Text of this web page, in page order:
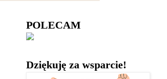
POLECAM
Dziękuję za wsparcie!